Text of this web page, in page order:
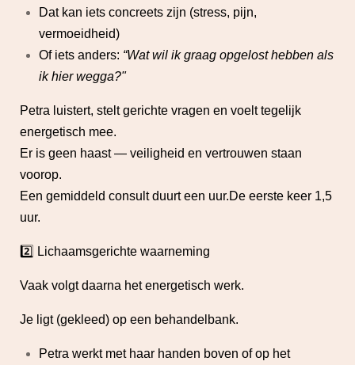
Dat kan iets concreets zijn (stress, pijn,
vermoeidheid)
Of iets anders: “Wat wil ik graag opgelost hebben als
ik hier wegga?"
Petra luistert, stelt gerichte vragen en voelt tegelijk
energetisch mee.
Er is geen haast — veiligheid en vertrouwen staan
voorop.
Een gemiddeld consult duurt een uur.De eerste keer 1,5
uur.
2️⃣ Lichaamsgerichte waarneming
Vaak volgt daarna het energetisch werk.
Je ligt (gekleed) op een behandelbank.
Petra werkt met haar handen boven of op het